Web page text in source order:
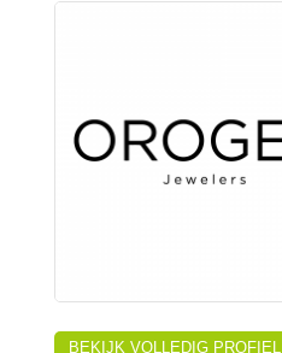
BEKIJK VOLLEDIG PROFIEL